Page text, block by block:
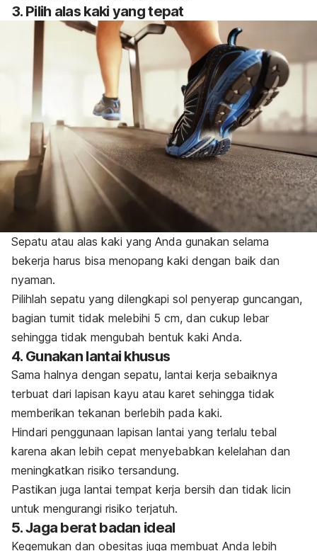
3. Pilih alas kaki yang tepat
Sepatu atau alas kaki yang Anda gunakan selama
bekerja harus bisa menopang kaki dengan baik dan
nyaman.
Pilihlah sepatu yang dilengkapi sol penyerap guncangan,
bagian tumit tidak melebihi 5 cm, dan cukup lebar
sehingga tidak mengubah bentuk kaki Anda.
4. Gunakan lantai khusus
Sama halnya dengan sepatu, lantai kerja sebaiknya
terbuat dari lapisan kayu atau karet sehingga tidak
memberikan tekanan berlebih pada kaki.
Hindari penggunaan lapisan lantai yang terlalu tebal
karena akan lebih cepat menyebabkan kelelahan dan
meningkatkan risiko tersandung.
Pastikan juga lantai tempat kerja bersih dan tidak licin
untuk mengurangi risiko terjatuh.
5. Jaga berat badan ideal
Kegemukan dan obesitas juga membuat Anda lebih